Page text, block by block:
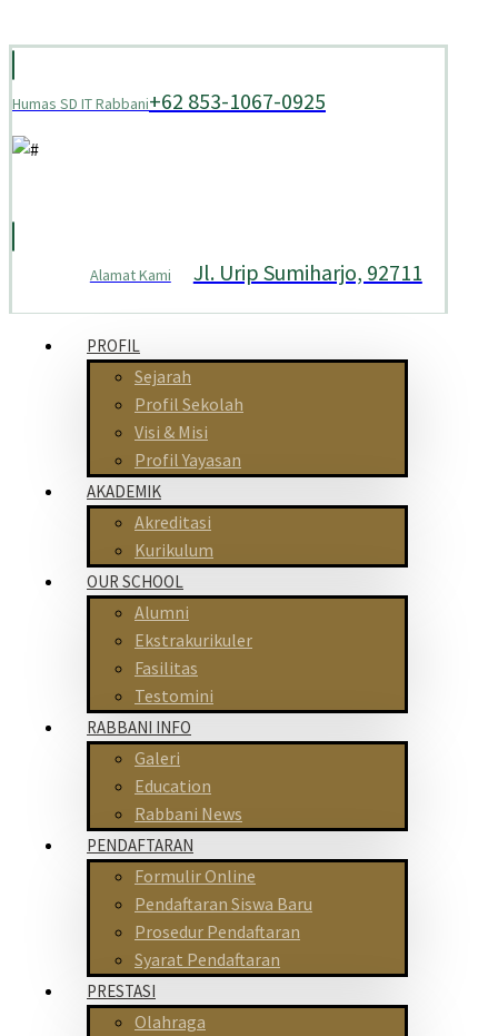
Humas SD IT Rabbani+62 853-1067-0925
Alamat Kami Jl. Urip Sumiharjo, 92711
PROFIL
Sejarah
Profil Sekolah
Visi & Misi
Profil Yayasan
AKADEMIK
Akreditasi
Kurikulum
OUR SCHOOL
Alumni
Ekstrakurikuler
Fasilitas
Testomini
RABBANI INFO
Galeri
Education
Rabbani News
PENDAFTARAN
Formulir Online
Pendaftaran Siswa Baru
Prosedur Pendaftaran
Syarat Pendaftaran
PRESTASI
Olahraga